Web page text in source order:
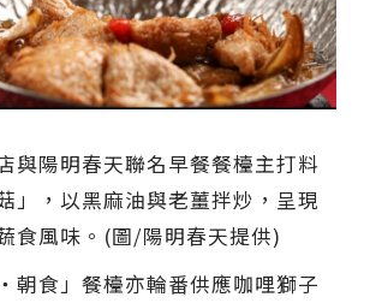
與陽明春天聯名早餐餐檯主打料
」，以黑麻油與老薑拌炒，呈現
食風味。(圖/陽明春天提供)
朝食」餐檯亦輪番供應咖哩獅子